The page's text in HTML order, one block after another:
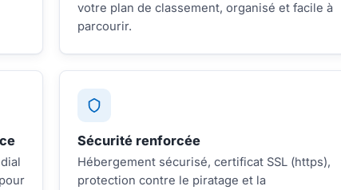
votre plan de classement, organisé et facile à
parcourir.
Sécurité renforcée
Hébergement sécurisé, certificat SSL (https),
protection contre le piratage et la